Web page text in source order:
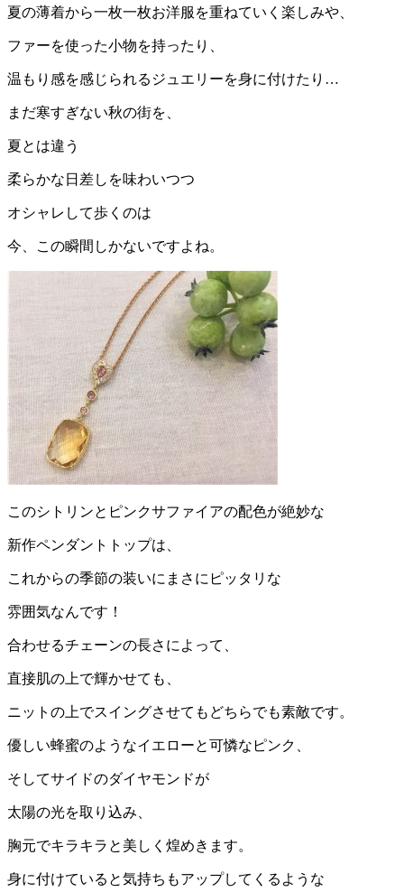
夏の薄着から一枚一枚お洋服を重ねていく楽しみや、
ファーを使った小物を持ったり、
温もり感を感じられるジュエリーを身に付けたり…
まだ寒すぎない秋の街を、
夏とは違う
柔らかな日差しを味わいつつ
オシャレして歩くのは
今、この瞬間しかないですよね。
このシトリンとピンクサファイアの配色が絶妙な
新作ペンダントトップは、
これからの季節の装いにまさにピッタリな
雰囲気なんです！
合わせるチェーンの長さによって、
直接肌の上で輝かせても、
ニットの上でスイングさせてもどちらでも素敵です。
優しい蜂蜜のようなイエローと可憐なピンク、
そしてサイドのダイヤモンドが
太陽の光を取り込み、
胸元でキラキラと美しく煌めきます。
身に付けていると気持ちもアップしてくるような